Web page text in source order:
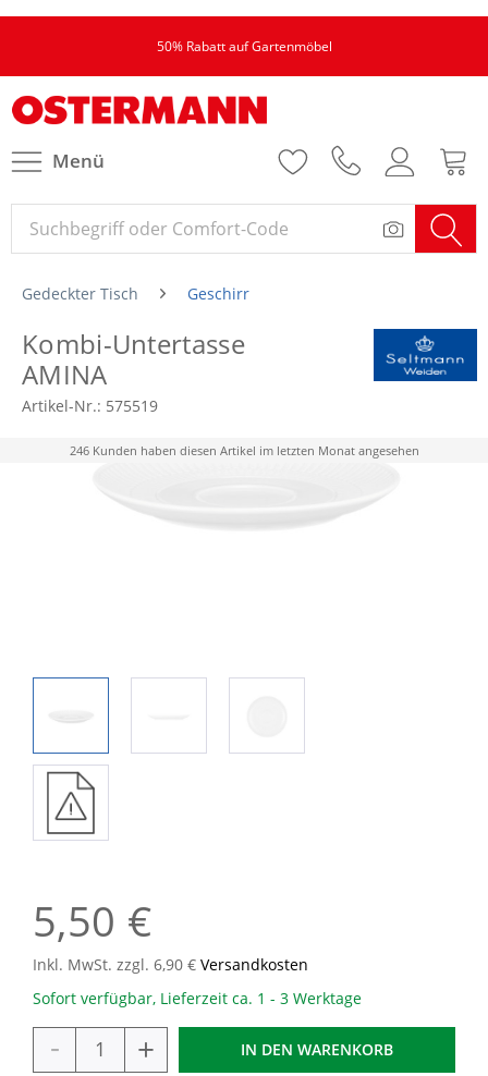
50% Rabatt auf Gartenmöbel
Menü
Gedeckter Tisch Geschirr
Kombi-Untertasse
AMINA
Artikel-Nr.: 575519
246 Kunden haben diesen Artikel im letzten Monat angesehen
5,50 €
Inkl. MwSt. zzgl. 6,90 € Versandkosten
Sofort verfügbar, Lieferzeit ca. 1 - 3 Werktage
- + IN DEN WARENKORB